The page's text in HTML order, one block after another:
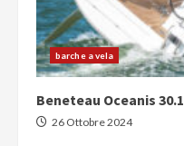
barche a vela
Beneteau Oceanis 30.1
26 Ottobre 2024